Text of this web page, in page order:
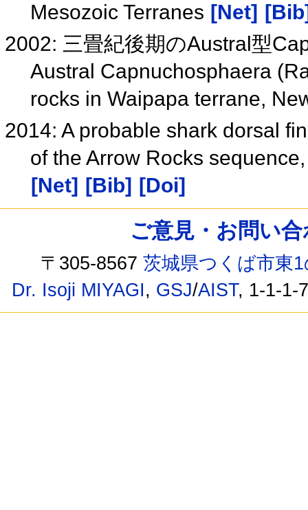
Mesozoic Terranes [Net]
2002: 三畳紀後期のAustral型
Austral Capnuchosphaera
rocks in Waipapa terrane,
2014: A probable shark dorsal
of the Arrow Rocks
[Net]
[Bib] [Doi]
ご意見・お問い
〒305-8567茨城県つくば市東
Dr. Isoji MIYAGI, GSJ/AIST, 1-1-1-